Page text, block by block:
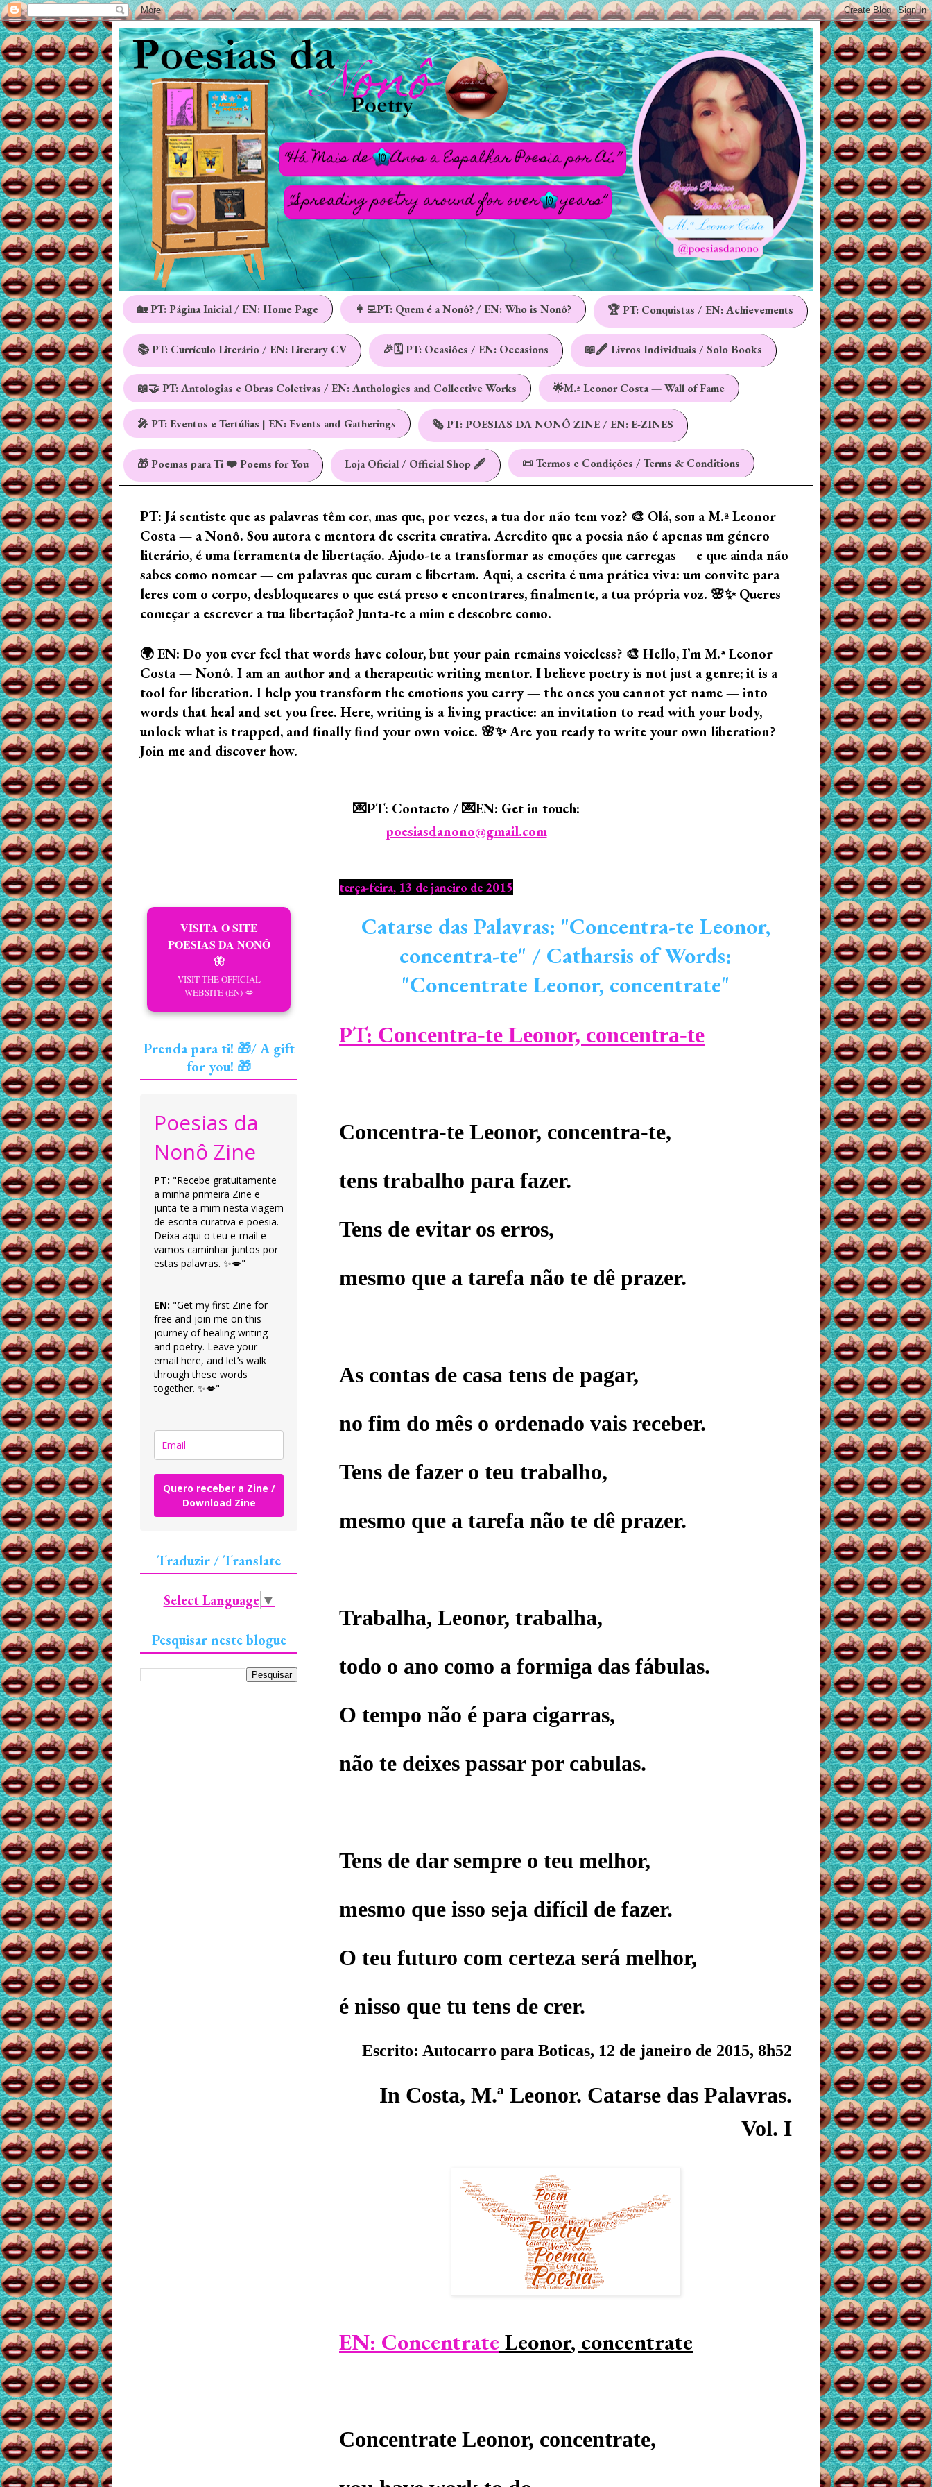
🏡 PT: Página Inicial / EN: Home Page 👩‍💻PT: Quem é a Nonô? / EN: Who is Nonô? 🏆 PT: Conquistas / EN: Achievements
📚 PT: Currículo Literário / EN: Literary CV 🎉🗓️ PT: Ocasiões / EN: Occasions 📖🖋️ Livros Individuais / Solo Books
📖🤝 PT: Antologias e Obras Coletivas / EN: Anthologies and Collective Works 🌟M.ª Leonor Costa — Wall of Fame
🎤 PT: Eventos e Tertúlias | EN: Events and Gatherings 🗞️ PT: POESIAS DA NONÔ ZINE / EN: E-ZINES
🎁 Poemas para Ti ❤️ Poems for You Loja Oficial / Official Shop 🖋️ 📜 Termos e Condições / Terms & Conditions
PT: Já sentiste que as palavras têm cor, mas que, por vezes, a tua dor não tem voz? 🎨 Olá, sou a M.ª Leonor
Costa — a Nonô. Sou autora e mentora de escrita curativa. Acredito que a poesia não é apenas um género
literário, é uma ferramenta de libertação. Ajudo-te a transformar as emoções que carregas — e que ainda não
sabes como nomear — em palavras que curam e libertam. Aqui, a escrita é uma prática viva: um convite para
leres com o corpo, desbloqueares o que está preso e encontrares, finalmente, a tua própria voz. 🌸✨ Queres
começar a escrever a tua libertação? Junta-te a mim e descobre como.
🌍 EN: Do you ever feel that words have colour, but your pain remains voiceless? 🎨 Hello, I’m M.ª Leonor
Costa — Nonô. I am an author and a therapeutic writing mentor. I believe poetry is not just a genre; it is a
tool for liberation. I help you transform the emotions you carry — the ones you cannot yet name — into
words that heal and set you free. Here, writing is a living practice: an invitation to read with your body,
unlock what is trapped, and finally find your own voice. 🌸✨ Are you ready to write your own liberation?
Join me and discover how.
💌PT: Contacto / 💌EN: Get in touch:
poesiasdanono@gmail.com
terça-feira, 13 de janeiro de 2015
Catarse das Palavras: "Concentra-te Leonor,
concentra-te" / Catharsis of Words:
"Concentrate Leonor, concentrate"
PT: Concentra-te Leonor, concentra-te
Concentra-te Leonor, concentra-te,
tens trabalho para fazer.
Tens de evitar os erros,
mesmo que a tarefa não te dê prazer.
As contas de casa tens de pagar,
no fim do mês o ordenado vais receber.
Tens de fazer o teu trabalho,
mesmo que a tarefa não te dê prazer.
Trabalha, Leonor, trabalha,
todo o ano como a formiga das fábulas.
O tempo não é para cigarras,
não te deixes passar por cabulas.
Tens de dar sempre o teu melhor,
mesmo que isso seja difícil de fazer.
O teu futuro com certeza será melhor,
é nisso que tu tens de crer.
Escrito: Autocarro para Boticas, 12 de janeiro de 2015, 8h52
In Costa, M.ª Leonor. Catarse das Palavras.
Vol. I
EN: Concentrate Leonor, concentrate
Concentrate Leonor, concentrate,
VISITA O SITE
POESIAS DA NONÔ
🦋
VISIT THE OFFICIAL
WEBSITE (EN) 💋
Prenda para ti! 🎁/ A gift
for you! 🎁
Poesias da
Nonô Zine
PT: "Recebe gratuitamente
a minha primeira Zine e
junta-te a mim nesta viagem
de escrita curativa e poesia.
Deixa aqui o teu e-mail e
vamos caminhar juntos por
estas palavras. ✨💋"
EN: "Get my first Zine for
free and join me on this
journey of healing writing
and poetry. Leave your
email here, and let’s walk
through these words
together. ✨💋"
Quero receber a Zine /
Download Zine
Traduzir / Translate
Select Language ▼
Pesquisar neste blogue